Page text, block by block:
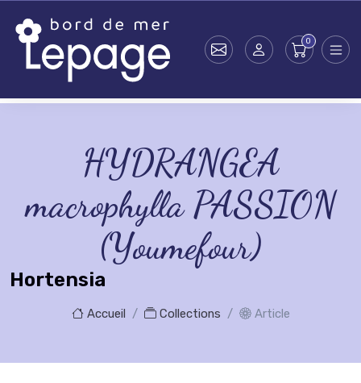
HYDRANGEA
macrophylla PASSION
(Youmefour)
Hortensia
Accueil Collections Article